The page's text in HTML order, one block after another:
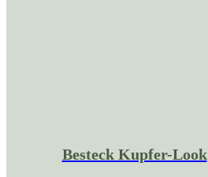
Besteck Kupfer-Look